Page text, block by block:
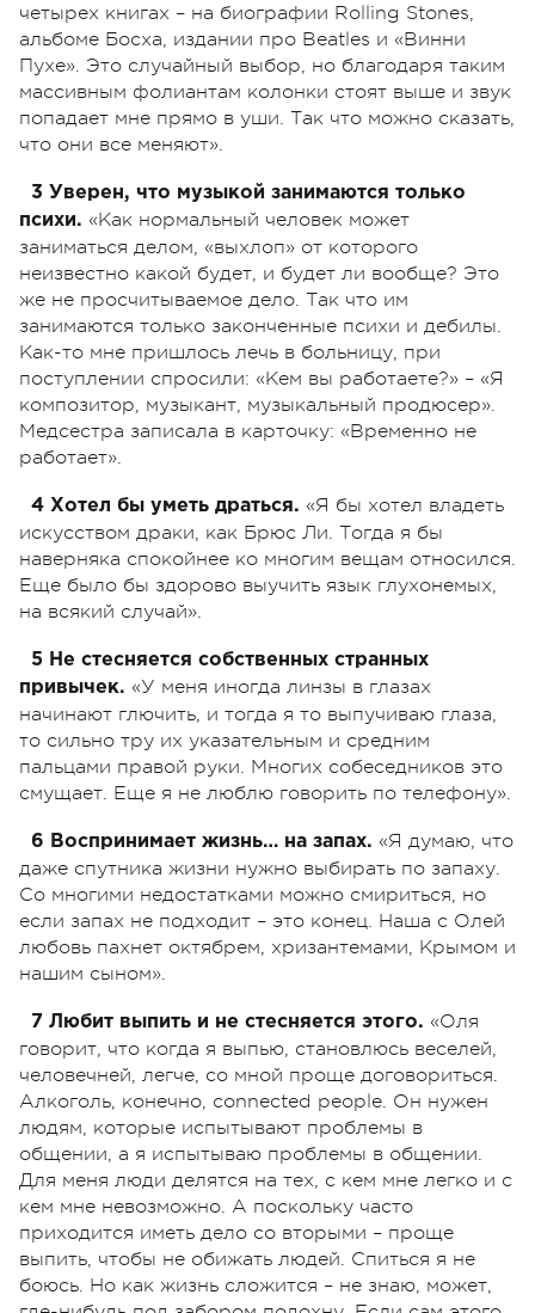
четырех книгах – на биографии Rolling Stones,
альбоме Босха, издании про Beatles и «Винни
Пухе». Это случайный выбор, но благодаря таким
массивным фолиантам колонки стоят выше и звук
попадает мне прямо в уши. Так что можно сказать,
что они все меняют».
3 Уверен, что музыкой занимаются только
психи. «Как нормальный человек может
заниматься делом, «выхлоп» от которого
неизвестно какой будет, и будет ли вообще? Это
же не просчитываемое дело. Так что им
занимаются только законченные психи и дебилы.
Как-то мне пришлось лечь в больницу, при
поступлении спросили: «Кем вы работаете?» – «Я
композитор, музыкант, музыкальный продюсер».
Медсестра записала в карточку: «Временно не
работает».
4 Хотел бы уметь драться. «Я бы хотел владеть
искусством драки, как Брюс Ли. Тогда я бы
наверняка спокойнее ко многим вещам относился.
Еще было бы здорово выучить язык глухонемых,
на всякий случай».
5 Не стесняется собственных странных
привычек. «У меня иногда линзы в глазах
начинают глючить, и тогда я то выпучиваю глаза,
то сильно тру их указательным и средним
пальцами правой руки. Многих собеседников это
смущает. Еще я не люблю говорить по телефону».
6 Воспринимает жизнь… на запах. «Я думаю, что
даже спутника жизни нужно выбирать по запаху.
Со многими недостатками можно смириться, но
если запах не подходит – это конец. Наша с Олей
любовь пахнет октябрем, хризантемами, Крымом и
нашим сыном».
7 Любит выпить и не стесняется этого. «Оля
говорит, что когда я выпью, становлюсь веселей,
человечней, легче, со мной проще договориться.
Алкоголь, конечно, connected people. Он нужен
людям, которые испытывают проблемы в
общении, а я испытываю проблемы в общении.
Для меня люди делятся на тех, с кем мне легко и с
кем мне невозможно. А поскольку часто
приходится иметь дело со вторыми – проще
выпить, чтобы не обижать людей. Спиться я не
боюсь. Но как жизнь сложится – не знаю, может,